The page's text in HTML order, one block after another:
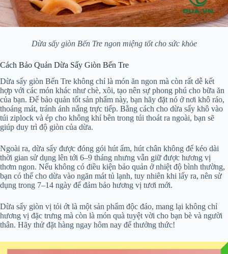
Dừa sấy giòn Bến Tre ngon miệng tốt cho sức khỏe
Cách Bảo Quản Dừa Sấy Giòn Bến Tre
Dừa sấy giòn Bến Tre không chỉ là món ăn ngon mà còn rất dễ kết
hợp với các món khác như chè, xôi, tạo nên sự phong phú cho bữa ăn
của bạn. Để bảo quản tốt sản phẩm này, bạn hãy đặt nó ở nơi khô ráo,
thoáng mát, tránh ánh nắng trực tiếp. Bằng cách cho dừa sấy khô vào
túi ziplock và ép cho không khí bên trong túi thoát ra ngoài, bạn sẽ
giúp duy trì độ giòn của dừa.
Ngoài ra, dừa sấy được đóng gói hút ẩm, hút chân không để kéo dài
thời gian sử dụng lên tới 6–9 tháng nhưng vẫn giữ được hương vị
thơm ngon. Nếu không có điều kiện bảo quản ở nhiệt độ bình thường,
bạn có thể cho dừa vào ngăn mát tủ lạnh, tuy nhiên khi lấy ra, nên sử
dụng trong 7–14 ngày để đảm bảo hương vị tươi mới.
Dừa sấy giòn vị tỏi ớt là một sản phẩm độc đáo, mang lại không chỉ
hương vị đặc trưng mà còn là món quà tuyệt vời cho bạn bè và người
thân. Hãy thử đặt hàng ngay hôm nay để thưởng thức!